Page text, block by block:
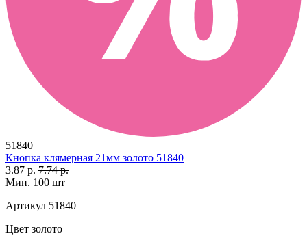
51840
Кнопка клямерная 21мм золото 51840
3.87 р. 7.74 р.
Мин. 100 шт
Артикул 51840
Цвет золото